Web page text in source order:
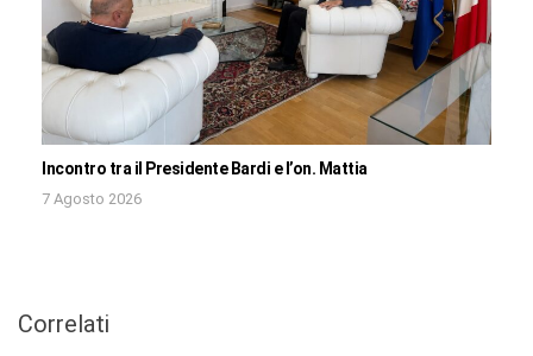
Incontro tra il Presidente Bardi e l’on. Mattia
7 Agosto 2026
Correlati